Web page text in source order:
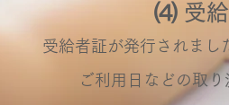
⑷ 受給
受給者証が発行されま
ご利用日などの取